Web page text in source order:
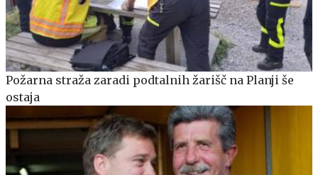
Požarna straža zaradi podtalnih žarišč na Planji še
ostaja